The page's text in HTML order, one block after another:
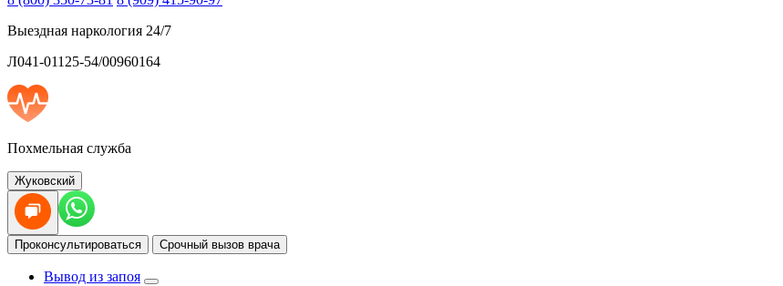
Выездная наркология 24/7
Л041-01125-54/00960164
Похмельная служба
Жуковский
Проконсультироваться Срочный вызов врача
Вывод из запоя